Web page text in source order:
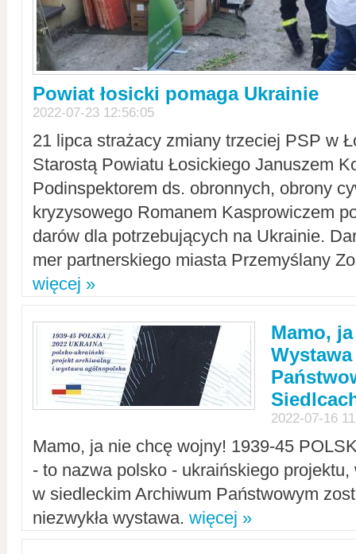
Powiat łosicki pomaga Ukrainie
2022-07-23 12:56:05
21 lipca strażacy zmiany trzeciej PSP w
Starostą Powiatu Łosickiego Januszem
Podinspektorem ds. obronnych, obrony
kryzysowego Romanem Kasprowiczem
darów dla potrzebujących na Ukrainie.
mer partnerskiego miasta Przemyślany
więcej »
Mamo,
2022-07-16
Mamo, ja nie chcę wojny! 1939-45
- to nazwa polsko - ukraińskiego
w siedleckim Archiwum Państwowym
niezwykła wystawa. więcej »